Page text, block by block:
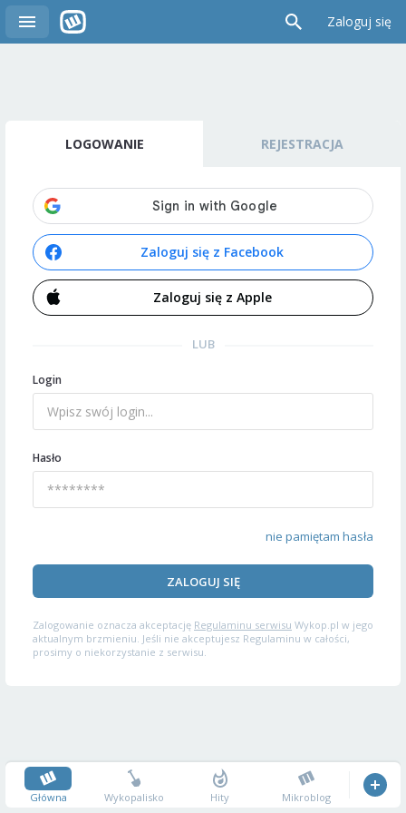
Zaloguj się
LOGOWANIE REJESTRACJA
Zaloguj się z Facebook
Zaloguj się z Apple
LUB
Login
Hasło
nie pamiętam hasła
ZALOGUJ SIĘ
Zalogowanie oznacza akceptację Regulaminu serwisu Wykop.pl w jego
aktualnym brzmieniu. Jeśli nie akceptujesz Regulaminu w całości,
prosimy o niekorzystanie z serwisu.
Główna Wykopalisko Hity Mikroblog